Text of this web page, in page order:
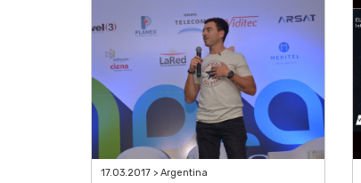
17.03.2017 > Argentina